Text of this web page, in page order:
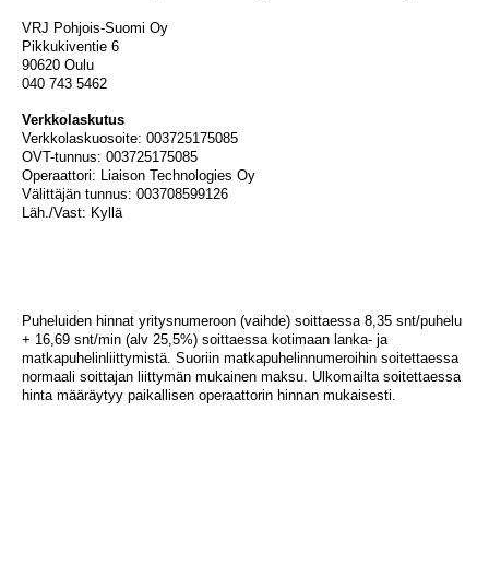
VRJ Pohjois-Suomi Oy
Pikkukiventie 6
90620 Oulu
040 743 5462
Verkkolaskutus
Verkkolaskuosoite: 003725175085
OVT-tunnus: 003725175085
Operaattori: Liaison Technologies Oy
Välittäjän tunnus: 003708599126
Läh./Vast: Kyllä
Puheluiden hinnat yritysnumeroon (vaihde) soittaessa 8,35 snt/puhelu
+ 16,69 snt/min (alv 25,5%) soittaessa kotimaan lanka- ja
matkapuhelinliittymistä. Suoriin matkapuhelinnumeroihin soitettaessa
normaali soittajan liittymän mukainen maksu. Ulkomailta soitettaessa
hinta määräytyy paikallisen operaattorin hinnan mukaisesti.